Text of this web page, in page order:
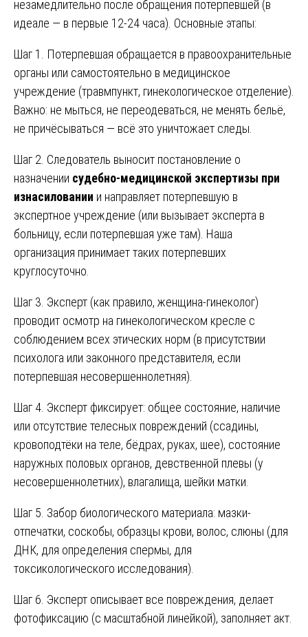
незамедлительно после обращения потерпевшей (в
идеале — в первые 12-24 часа). Основные этапы:
Шаг 1. Потерпевшая обращается в правоохранительные
органы или самостоятельно в медицинское
учреждение (травмпункт, гинекологическое отделение).
Важно: не мыться, не переодеваться, не менять бельё,
не причёсываться — всё это уничтожает следы.
Шаг 2. Следователь выносит постановление о
назначении судебно-медицинской экспертизы при
изнасиловании и направляет потерпевшую в
экспертное учреждение (или вызывает эксперта в
больницу, если потерпевшая уже там). Наша
организация принимает таких потерпевших
круглосуточно.
Шаг 3. Эксперт (как правило, женщина-гинеколог)
проводит осмотр на гинекологическом кресле с
соблюдением всех этических норм (в присутствии
психолога или законного представителя, если
потерпевшая несовершеннолетняя).
Шаг 4. Эксперт фиксирует: общее состояние, наличие
или отсутствие телесных повреждений (ссадины,
кровоподтёки на теле, бёдрах, руках, шее), состояние
наружных половых органов, девственной плевы (у
несовершеннолетних), влагалища, шейки матки.
Шаг 5. Забор биологического материала: мазки-
отпечатки, соскобы, образцы крови, волос, слюны (для
ДНК, для определения спермы, для
токсикологического исследования).
Шаг 6. Эксперт описывает все повреждения, делает
фотофиксацию (с масштабной линейкой), заполняет акт.